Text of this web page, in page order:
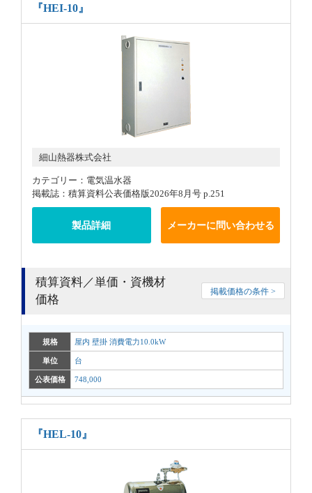
『HEI-10』
細山熱器株式会社
カテゴリー：電気温水器
掲載誌：積算資料公表価格版2026年8月号 p.251
製品詳細 メーカーに問い合わせる
積算資料／単価・資機材
価格
掲載価格の条件 >
規格 屋内 壁掛 消費電力10.0kW
単位 台
公表価格 748,000
『HEL-10』